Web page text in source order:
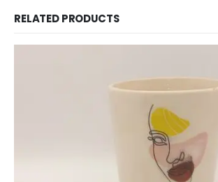
RELATED PRODUCTS